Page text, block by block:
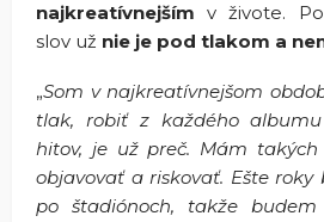
najkreatívnejším v živote.
slov už nie je pod tlakom a
„Som v najkreatívnejšom
tlak, robiť z každého
hitov, je už preč. Mám
objavovať a riskovať. Ešte
po štadiónoch, takže